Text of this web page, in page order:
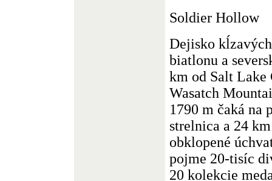
Soldier Hollow
Dejisko
biatlonu a
km od Salt Lake
Wasatch
1790 m čaká na
strelnica a 24
obklopené
pojme 20-tisíc
20 kolekcie